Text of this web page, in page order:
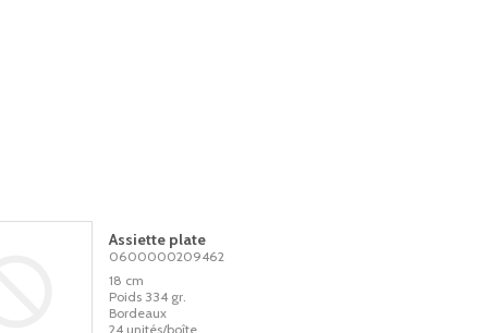
Assiette plate
0600000209462
18 cm
Poids 334 gr.
Bordeaux
24 unités/boîte